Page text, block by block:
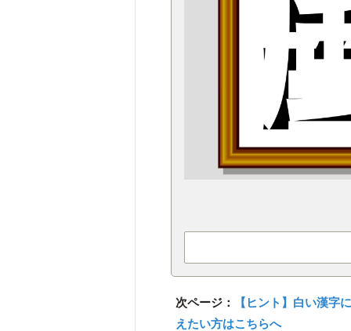
次ページ：
【ヒント】白い漢字
えたい方はこちらへ